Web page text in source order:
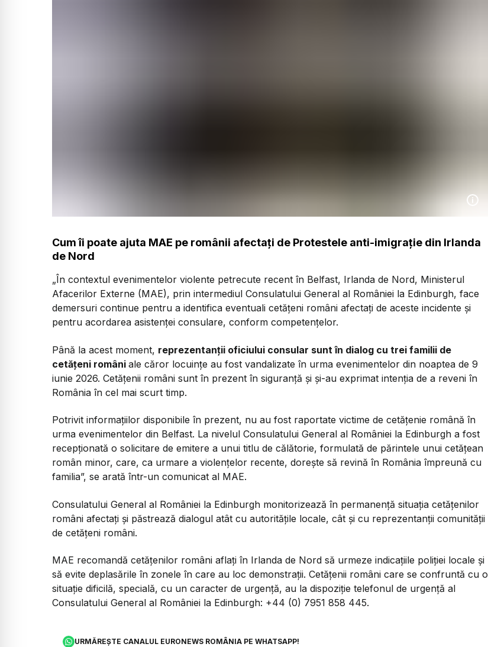
Cum îi poate ajuta MAE pe românii afectați de Protestele anti-imigrație din Irlanda
de Nord
„În contextul evenimentelor violente petrecute recent în Belfast, Irlanda de Nord, Ministerul
Afacerilor Externe (MAE), prin intermediul Consulatului General al României la Edinburgh, face
demersuri continue pentru a identifica eventuali cetățeni români afectați de aceste incidente și
pentru acordarea asistenței consulare, conform competențelor.
Până la acest moment, reprezentanții oficiului consular sunt în dialog cu trei familii de
cetățeni români ale căror locuințe au fost vandalizate în urma evenimentelor din noaptea de 9
iunie 2026. Cetățenii români sunt în prezent în siguranță și și-au exprimat intenția de a reveni în
România în cel mai scurt timp.
Potrivit informațiilor disponibile în prezent, nu au fost raportate victime de cetățenie română în
urma evenimentelor din Belfast. La nivelul Consulatului General al României la Edinburgh a fost
recepționată o solicitare de emitere a unui titlu de călătorie, formulată de părintele unui cetățean
român minor, care, ca urmare a violențelor recente, dorește să revină în România împreună cu
familia”, se arată într-un comunicat al MAE.
Consulatului General al României la Edinburgh monitorizează în permanență situația cetățenilor
români afectați și păstrează dialogul atât cu autoritățile locale, cât și cu reprezentanții comunității
de cetățeni români.
MAE recomandă cetățenilor români aflați în Irlanda de Nord să urmeze indicațiile poliției locale și
să evite deplasările în zonele în care au loc demonstrații. Cetățenii români care se confruntă cu o
situație dificilă, specială, cu un caracter de urgență, au la dispoziție telefonul de urgență al
Consulatului General al României la Edinburgh: +44 (0) 7951 858 445.
URMĂREȘTE CANALUL EURONEWS ROMÂNIA PE WHATSAPP!